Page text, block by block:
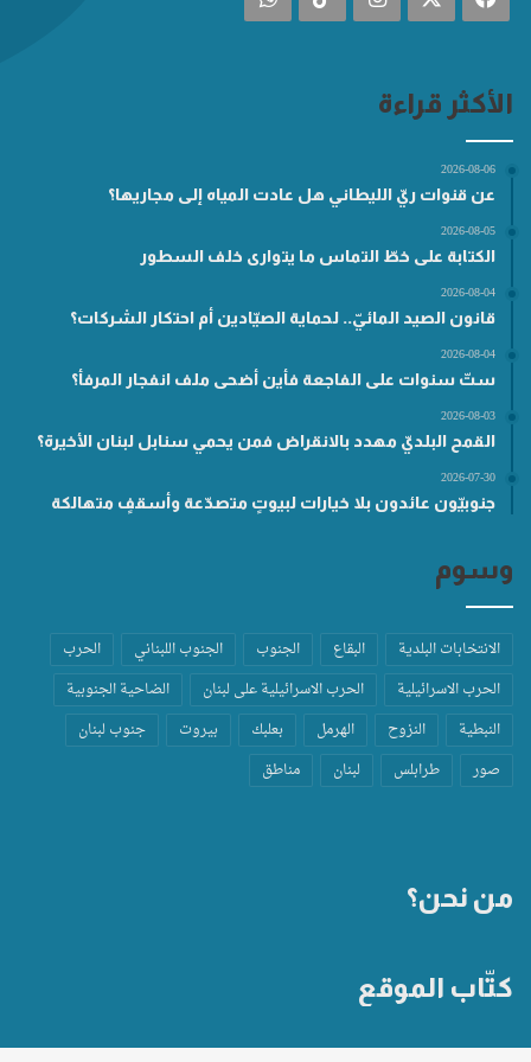
الأكثر قراءة
2026-08-06
عن قنوات ريّ الليطاني هل عادت المياه إلى مجاريها؟
2026-08-05
الكتابة على خطّ التماس ما يتوارى خلف السطور
2026-08-04
قانون الصيد المائيّ.. لحماية الصيّادين أم احتكار الشركات؟
2026-08-04
ستّ سنوات على الفاجعة فأين أضحى ملف انفجار المرفأ؟
2026-08-03
القمح البلديّ مهدد بالانقراض فمن يحمي سنابل لبنان الأخيرة؟
2026-07-30
جنوبيّون عائدون بلا خيارات لبيوتٍ متصدّعة وأسقفٍ متهالكة
وسوم
الانتخابات البلدية البقاع الجنوب الجنوب اللبناني
الحرب
الحرب الاسرائيلية
الحرب الاسرائيلية على لبنان
الضاحية الجنوبية
النبطية
النزوح الهرمل بعلبك بيروت
جنوب لبنان
صور
طرابلس لبنان مناطق
من نحن؟
كتّاب الموقع